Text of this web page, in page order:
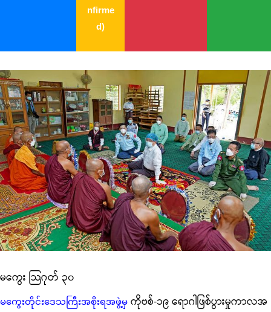
nfirme
d)
မကွေး သြဂုတ် ၃၀
မကွေးတိုင်းဒေသကြီးအစိုးရအဖွဲ့မှ ကိုဗစ်-၁၉ ရောဂါဖြစ်ပွားမှုကာလအ